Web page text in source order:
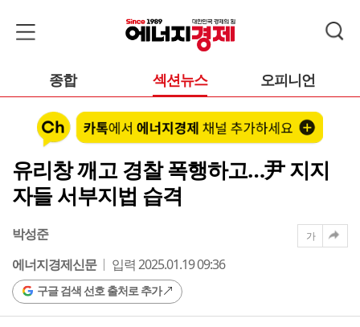
종합 섹션뉴스 오피니언
유리창 깨고 경찰 폭행하고…尹 지지
자들 서부지법 습격
박성준
에너지경제신문
입력 2025.01.19 09:36
구글 검색 선호 출처로 추가
가